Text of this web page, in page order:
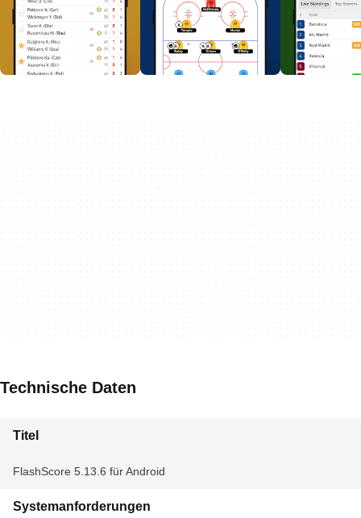
Technische Daten
Titel
FlashScore 5.13.6 für Android
Systemanforderungen